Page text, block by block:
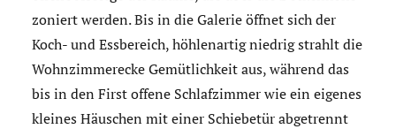
zoniert werden. Bis in die Galerie öffnet sich der
Koch- und Essbereich, höhlenartig niedrig strahlt die
Wohnzimmer­ecke Gemütlichkeit aus, während das
bis in den First offene Schlafzimmer wie ein eigenes
kleines Häuschen mit einer Schiebetür abgetrennt